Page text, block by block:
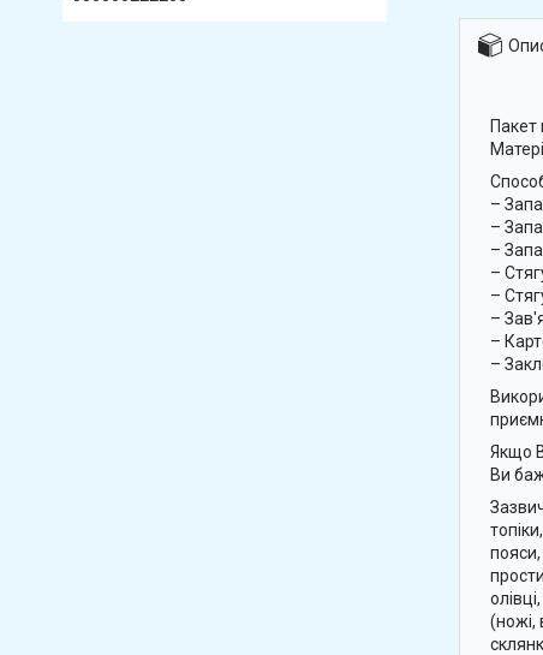
Пакет
–
–
–
–
–
–
–
–
Якщо
Ви
пояси,
(ножі,